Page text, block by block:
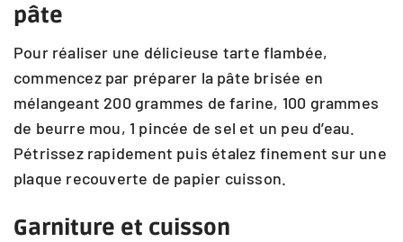
pâte
Pour réaliser une délicieuse tarte flambée,
commencez par préparer la pâte brisée en
mélangeant 200 grammes de farine, 100 grammes
de beurre mou, 1 pincée de sel et un peu d’eau.
Pétrissez rapidement puis étalez finement sur une
plaque recouverte de papier cuisson.
Garniture et cuisson